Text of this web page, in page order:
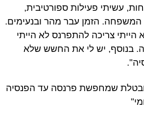
עשיתי פעילות ספורטיבית,
הזמן עבר מהר ובנעימים.
צריכה להתפרנס לא הייתי
בנוסף, יש לי את החשש שלא
שמחפשת פרנסה עד הפנסיה